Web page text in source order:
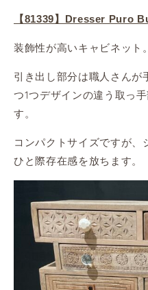
【81339】Dresser Puro
装飾性が高いキャビネット。
引き出し部分は職人さんが
つ1つデザインの違う取っ
す。
コンパクトサイズですが、
ひと際存在感を放ちます。